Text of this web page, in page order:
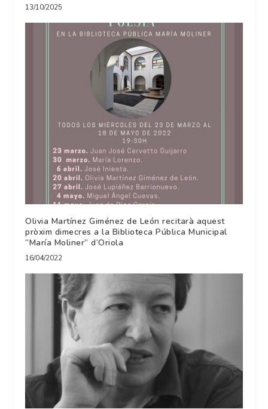
13/10/2025
Olivia Martínez Giménez de León recitarà aquest
pròxim dimecres a la Biblioteca Pública Municipal
“María Moliner” d’Oriola
16/04/2022